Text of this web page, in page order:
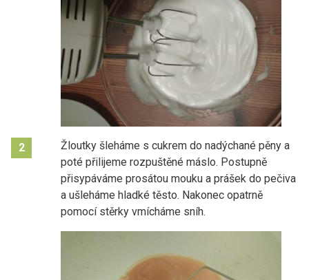
2
Žloutky šleháme s cukrem do nadýchané pěny a
poté přilijeme rozpuštěné máslo. Postupně
přisypáváme prosátou mouku a prášek do pečiva
a ušleháme hladké těsto. Nakonec opatrně
pomocí stěrky vmícháme sníh.